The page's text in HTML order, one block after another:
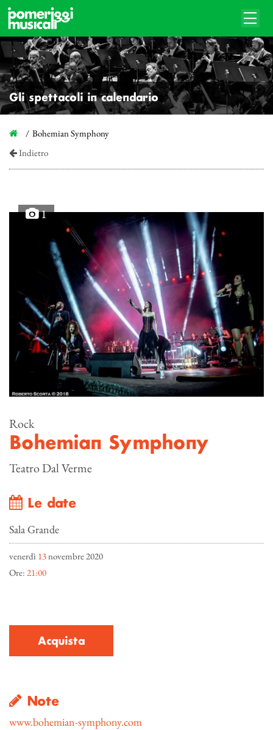
Gli spettacoli in calendario
Bohemian Symphony
Indietro
1
Rock
Bohemian Symphony
Teatro Dal Verme
Le date
Sala Grande
venerdì 13novembre 2020
Ore: 21:00
Acquista
Note
www.bohemian-symphony.com